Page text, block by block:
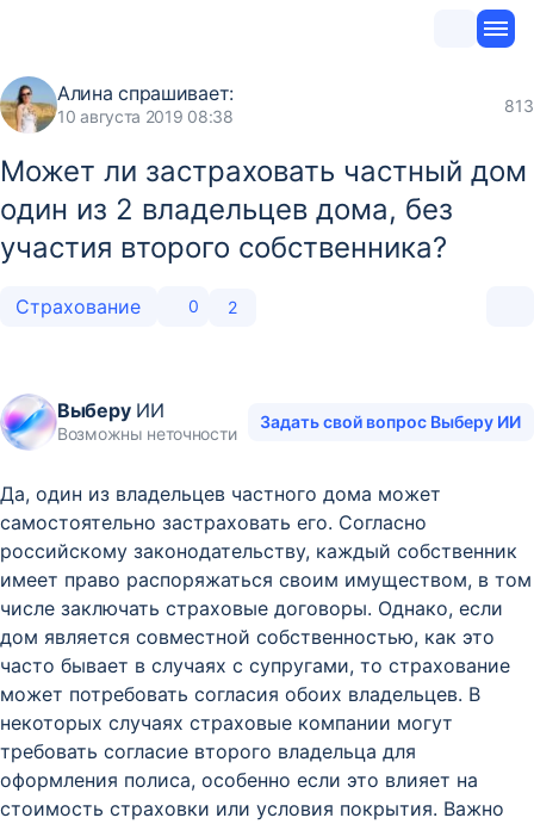
Алина спрашивает:
10 августа 2019 08:38
813
Может ли застраховать частный дом
один из 2 владельцев дома, без
участия второго собственника?
Страхование 0 2
ВыберуИИ
Возможны неточности
Задать свой вопрос Выберу ИИ
Да, один из владельцев частного дома может
самостоятельно застраховать его. Согласно
российскому законодательству, каждый собственник
имеет право распоряжаться своим имуществом, в том
числе заключать страховые договоры. Однако, если
дом является совместной собственностью, как это
часто бывает в случаях с супругами, то страхование
может потребовать согласия обоих владельцев. В
некоторых случаях страховые компании могут
требовать согласие второго владельца для
оформления полиса, особенно если это влияет на
стоимость страховки или условия покрытия. Важно